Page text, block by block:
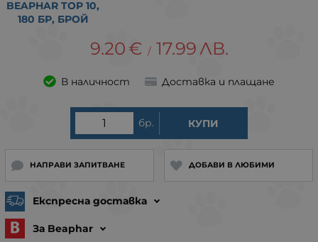
BEAPHAR TOP 10,
180 БР, БРОЙ
9.20 € / 17.99ЛВ.
В наличност Доставка и плащане
бр. КУПИ
НАПРАВИ ЗАПИТВАНЕ ДОБАВИ В ЛЮБИМИ
Експресна доставка
За Beaphar